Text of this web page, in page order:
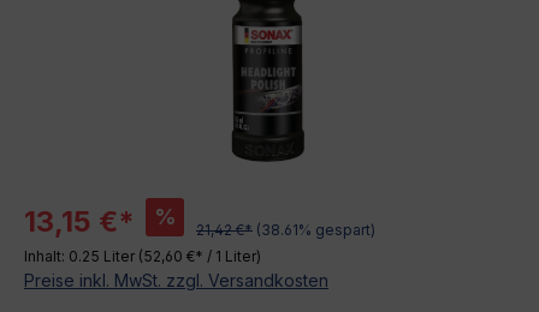
13,15 €* %
21,42 €* (38.61% gespart)
Inhalt: 0.25 Liter (52,60 €* / 1 Liter)
Preise inkl. MwSt. zzgl. Versandkosten